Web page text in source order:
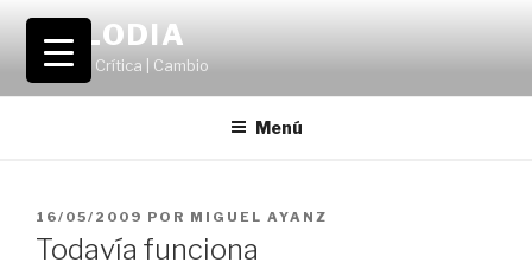
Saltar
contenido
VOLODIA
Teatro | Crítica | Cambio
Menú
PUBLICADO
EL
16/05/2009 POR MIGUEL AYANZ
Todavía funciona